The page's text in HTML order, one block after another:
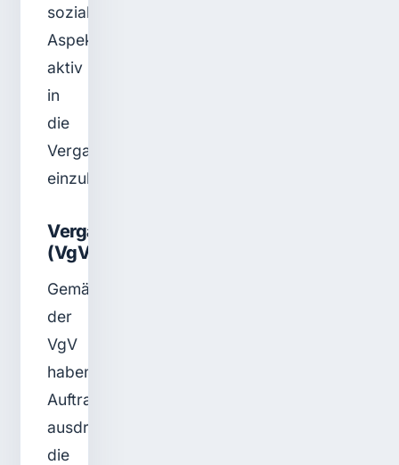
soziale
Aspekte
aktiv
in
die
Vergabeentscheidung
einzubeziehen.
Vergabeverordnung
(VgV)
Gemäß
der
VgV
haben
Auftraggeber
ausdrücklich
die